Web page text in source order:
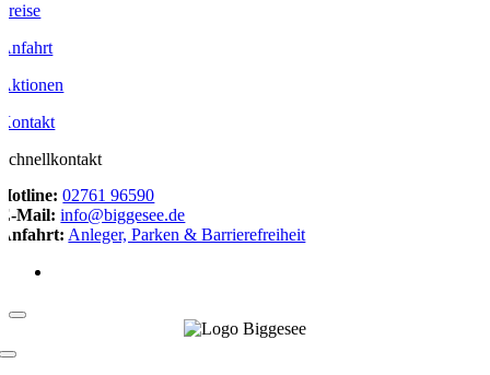
Preise
Anfahrt
Aktionen
Kontakt
Schnellkontakt
Hotline: 02761 96590
E-Mail: info@biggesee.de
Anfahrt: Anleger, Parken & Barrierefreiheit